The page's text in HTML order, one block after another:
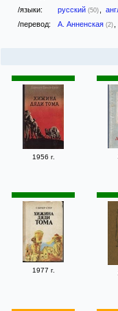
/языки: русский (50)
/перевод: А. Анненская (2)
1956 г.
1977 г.